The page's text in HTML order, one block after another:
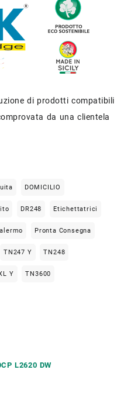
di prodotti compatibili
da una clientela
DOMICILIO
DR248 Etichettatrici
Pronta Consegna
TN247 Y TN248
Y TN3600
L2620 DW